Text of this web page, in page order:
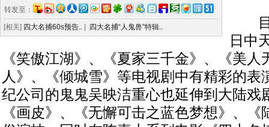
转发至：
[相关] 四大名捕60s预告.. 四大名捕“人鬼兽”特辑..
目
日中
《笑傲江湖》、《夏家三千金》、《美人
人》、《倾城雪》等电视剧中有精彩的表
纪公司的鬼鬼吴映洁重心也延伸到大陆戏
《画皮》、《无懈可击之蓝色梦想》、《